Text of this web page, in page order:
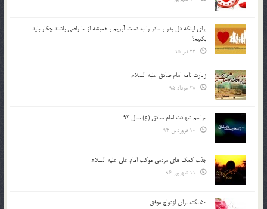
براي اينكه دل پدر و مادر را به دست آوريم و هميشه از ما راضي باشند چكار بايد
بكنيم؟
زیارت نامه امام صادق علیه السلام
مراسم شهادت امام صادق (ع) سال 93
جذب کمک های مردمی موکب امام علی علیه السلام
50 نکته برای ازدواج موفق